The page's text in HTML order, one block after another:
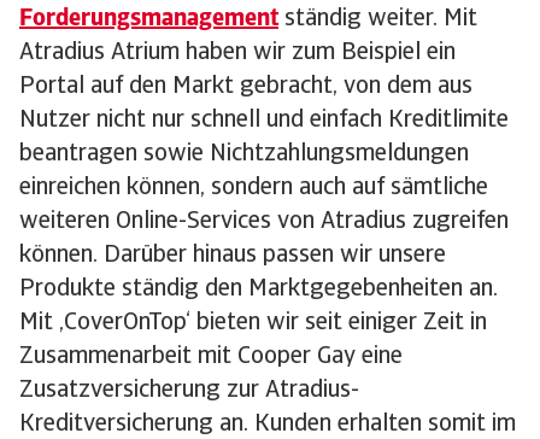
Forderungsmanagement ständig weiter. Mit
Atradius Atrium haben wir zum Beispiel ein
Portal auf den Markt gebracht, von dem aus
Nutzer nicht nur schnell und einfach Kreditlimite
beantragen sowie Nichtzahlungsmeldungen
einreichen können, sondern auch auf sämtliche
weiteren Online-Services von Atradius zugreifen
können. Darüber hinaus passen wir unsere
Produkte ständig den Marktgegebenheiten an.
Mit ‚CoverOnTop‘ bieten wir seit einiger Zeit in
Zusammenarbeit mit Cooper Gay eine
Zusatzversicherung zur Atradius-
Kreditversicherung an. Kunden erhalten somit im